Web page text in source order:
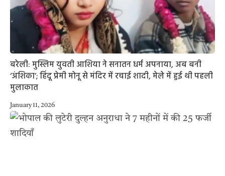
बरेली: मुस्लिम युवती आशिया ने सनातन धर्म अपनाया, अब बनी
‘अंशिका’; हिंदू प्रेमी मोनू से मंदिर में रचाई शादी, मेले में हुई थी पहली
मुलाकात
January 11, 2026